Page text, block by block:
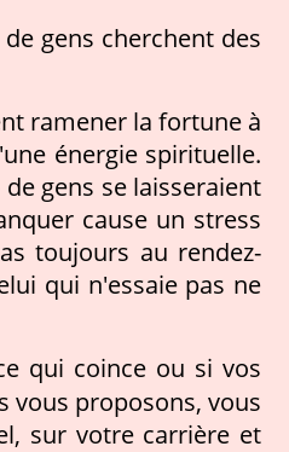
gens cherchent des
ramener la fortune à
énergie spirituelle.
gens se laisseraient
cause un stress
toujours au rendez-
qui n'essaie pas ne
qui coince ou si vos
vous proposons, vous
sur votre carrière et